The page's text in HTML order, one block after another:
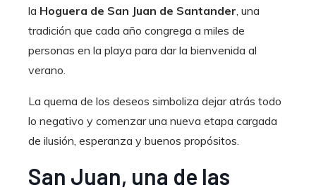
la Hoguera de San Juan de Santander , una
tradición que cada año congrega a miles de
personas en la playa para dar la bienvenida al
verano.
La quema de los deseos simboliza dejar atrás todo
lo negativo y comenzar una nueva etapa cargada
de ilusión, esperanza y buenos propósitos.
San Juan, una de las